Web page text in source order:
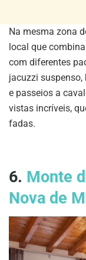
Na mesma zona
local que
com diferentes
jacuzzi
e passeios a
vistas incríveis,
fadas.
6. Monte
Nova de